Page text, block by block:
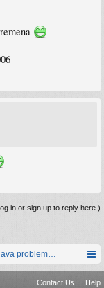
in or sign up to reply here.)
problema i prijedlozi
Contact Us Help